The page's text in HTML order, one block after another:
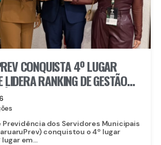
CONQUISTA 4º LUGAR
LIDERA RANKING DE GESTÃO
EM PERNAMBUCO
dos Servidores Municipais
conquistou o 4º lugar
lugar em...